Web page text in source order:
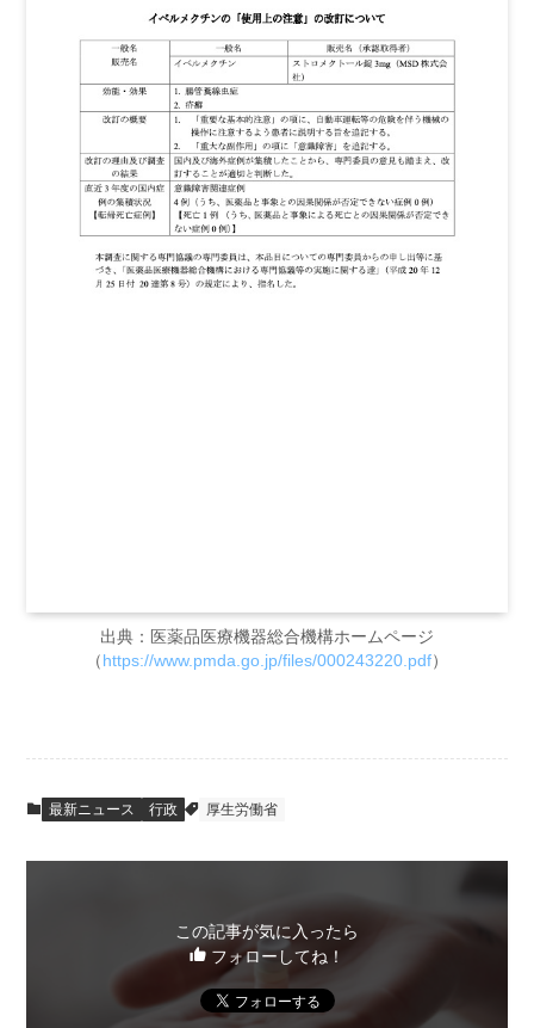
出典：医薬品医療機器総合機構ホームページ
（https://www.pmda.go.jp/files/000243220.pdf）
最新ニュース 行政 厚生労働省
この記事が気に入ったら
フォローしてね！